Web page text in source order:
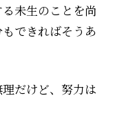
未生のことを尚
できればそうあ
だけど、努力は